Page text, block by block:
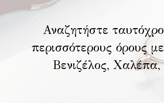
Αναζητήστε
περισσότερους όρους
Βενιζέλος, Χαλέπα,